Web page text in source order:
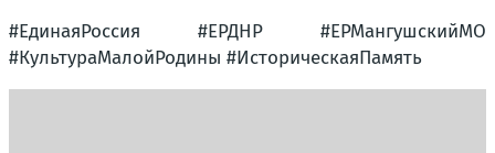
#ЕдинаяРоссия #ЕРДНР #ЕРМангушскийМО
#КультураМалойРодины #ИсторическаяПамять